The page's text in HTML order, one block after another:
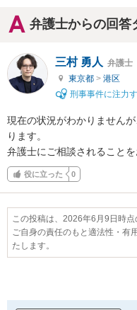
弁護士からの回答
三村 勇人 弁護士
東京都 > 港区
刑事事件に注力
現在の状況がわかりません
ります。
弁護士にご相談されることを
役に立った 0
この投稿は、2026年6月9日時点
ご自身の責任のもと適法性・有
たします。